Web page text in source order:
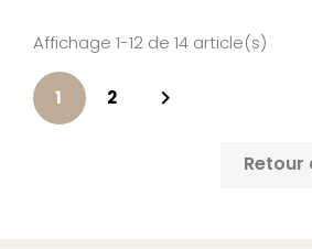
Affichage 1-12 de 14 article(s)
1 2 
Retour